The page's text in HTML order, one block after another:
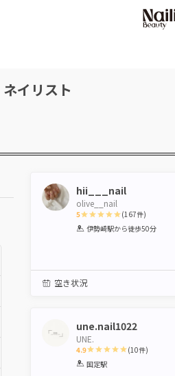
イリスト
hii___nail
olive__nail
5
1 2 3 4 5
(167件)
伊勢崎駅から徒歩50分
空き状況
une.nail1022
UNE.
4.9
1 2 3
(10件)
国定駅